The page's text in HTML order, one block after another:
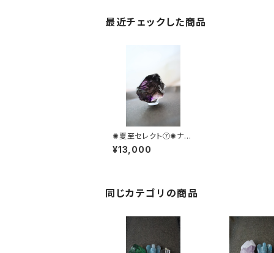
最近チェックした商品
✺夏至セレクト⑦✺ナミ
ビアアメジスト
¥13,000
同じカテゴリの商品